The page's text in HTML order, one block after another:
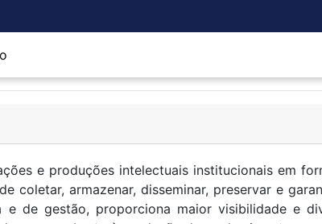
e produções intelectuais institucionais em
coletar, armazenar, disseminar, preservar e
de gestão, proporciona maior visibilidade e